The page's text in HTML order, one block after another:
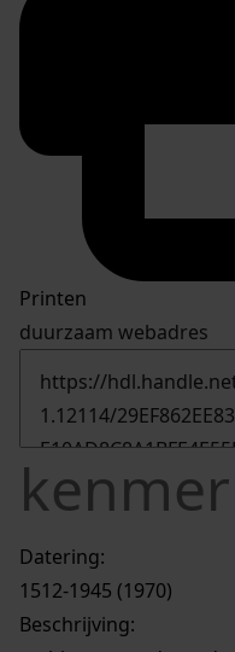
Printen
duurzaam webadres
Datering:
1512-1945 (1970)
Beschrijving: